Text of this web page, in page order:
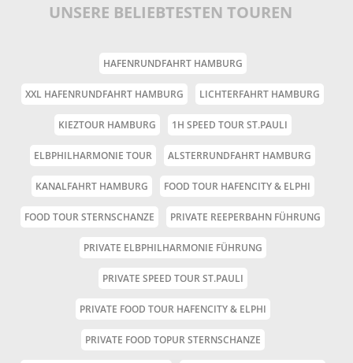
UNSERE BELIEBTESTEN TOUREN
HAFENRUNDFAHRT HAMBURG
XXL HAFENRUNDFAHRT HAMBURG LICHTERFAHRT HAMBURG
KIEZTOUR HAMBURG 1H SPEED TOUR ST.PAULI
ELBPHILHARMONIE TOUR ALSTERRUNDFAHRT HAMBURG
KANALFAHRT HAMBURG FOOD TOUR HAFENCITY & ELPHI
FOOD TOUR STERNSCHANZE PRIVATE REEPERBAHN FÜHRUNG
PRIVATE ELBPHILHARMONIE FÜHRUNG
PRIVATE SPEED TOUR ST.PAULI
PRIVATE FOOD TOUR HAFENCITY & ELPHI
PRIVATE FOOD TOPUR STERNSCHANZE